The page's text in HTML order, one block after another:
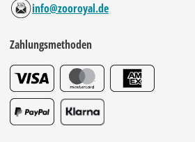
info@zooroyal.de
Zahlungsmethoden